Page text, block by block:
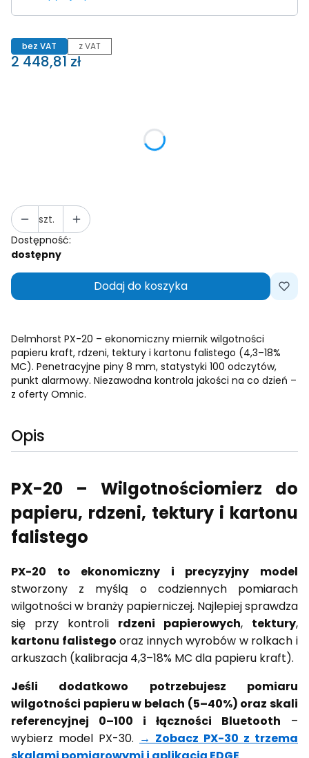
bez VAT z VAT
Cena
2 448,81 zł
szt.
Dostępność:
dostępny
Dodaj do koszyka
Delmhorst PX-20 – ekonomiczny miernik wilgotności
papieru kraft, rdzeni, tektury i kartonu falistego (4,3–18%
MC). Penetracyjne piny 8 mm, statystyki 100 odczytów,
punkt alarmowy. Niezawodna kontrola jakości na co dzień –
z oferty Omnic.
Opis
PX-20 – Wilgotnościomierz do
papieru, rdzeni, tektury i kartonu
falistego
PX-20 to ekonomiczny i precyzyjny model
stworzony z myślą o codziennych pomiarach
wilgotności w branży papierniczej. Najlepiej sprawdza
się przy kontroli rdzeni papierowych, tektury,
kartonu falistego oraz innych wyrobów w rolkach i
arkuszach (kalibracja 4,3–18% MC dla papieru kraft).
Jeśli dodatkowo potrzebujesz pomiaru
wilgotności papieru w belach (5–40%) oraz skali
referencyjnej 0–100 i łączności Bluetooth –
wybierz model PX-30. → Zobacz PX-30 z trzema